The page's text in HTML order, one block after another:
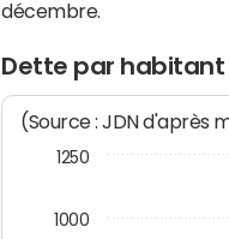
décembre.
Dette par
(Source : JDN d'après
1000
1250